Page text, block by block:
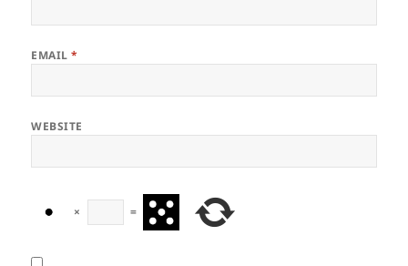
EMAIL*
WEBSITE
× =